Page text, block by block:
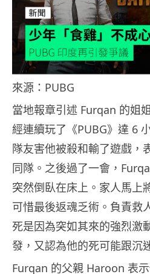
來源：PUBG
當地報章引述 Furqan 的姐
經連續玩了《PUBG》達 6
隊友害他被殺和輸了遊戲，
同隊。之後過了一會，
突然倒臥在床上。家人馬上
可惜最後返魂乏術。負責救
死是因為突如其來的強烈激
發，又認為他的死可能跟沉
Furqan 的父親 Haroon 表